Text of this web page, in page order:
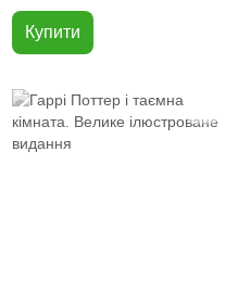
Купити